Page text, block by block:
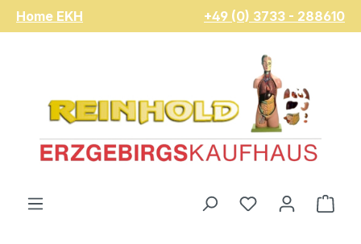
Zum Hauptinhalt springen
Home EKH +49 (0) 3733 - 288610
Du hast 0